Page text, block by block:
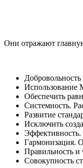
Они отражают
Использование
Обеспечить
Системность.
Развитие
Исключить
Эффективность.
Гармонизация.
Правильность
Совокупность